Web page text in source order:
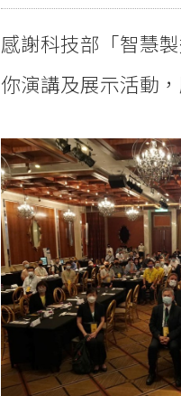
感謝科技部「智慧
你演講及展示活動